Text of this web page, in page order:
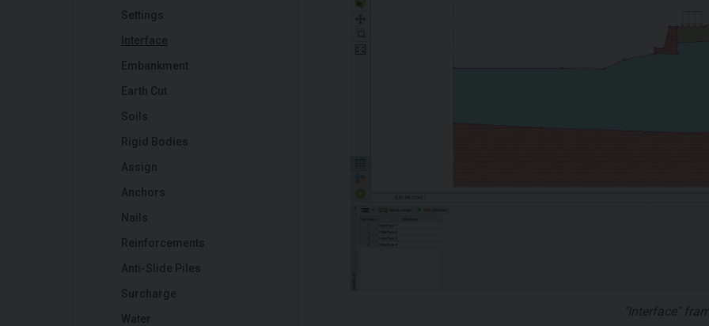
Settings
Interface
Embankment
Earth Cut
Soils
Rigid Bodies
Assign
Anchors
Nails
Reinforcements
Anti-Slide Piles
Surcharge
Water
"Interface"